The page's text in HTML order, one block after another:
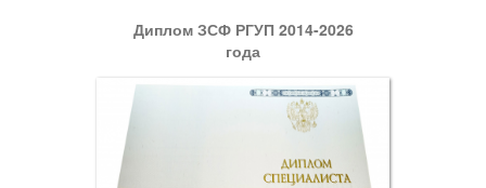
Диплом ЗСФ РГУП 2014-2026
года